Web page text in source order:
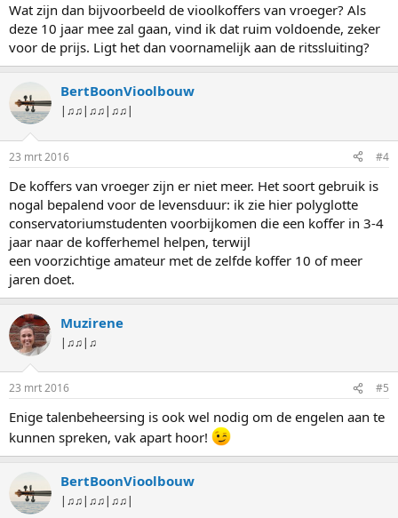
Wat zijn dan bijvoorbeeld de vioolkoffers van vroeger? Als
deze 10 jaar mee zal gaan, vind ik dat ruim voldoende, zeker
voor de prijs. Ligt het dan voornamelijk aan de ritssluiting?
BertBoonVioolbouw
|♫♫|♫♫|♫♫|
23 mrt 2016 #4
De koffers van vroeger zijn er niet meer. Het soort gebruik is
nogal bepalend voor de levensduur: ik zie hier polyglotte
conservatoriumstudenten voorbijkomen die een koffer in 3-4
jaar naar de kofferhemel helpen, terwijl
een voorzichtige amateur met de zelfde koffer 10 of meer
jaren doet.
Muzirene
|♫♫|♫
23 mrt 2016 #5
Enige talenbeheersing is ook wel nodig om de engelen aan te
kunnen spreken, vak apart hoor!
BertBoonVioolbouw
|♫♫|♫♫|♫♫|